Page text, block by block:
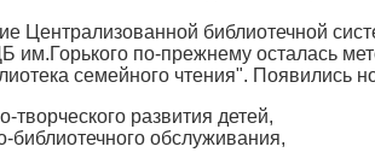
Централизованной библиотечной
по-прежнему осталась
семейного чтения". Появились
творческого развития детей,
обслуживания,